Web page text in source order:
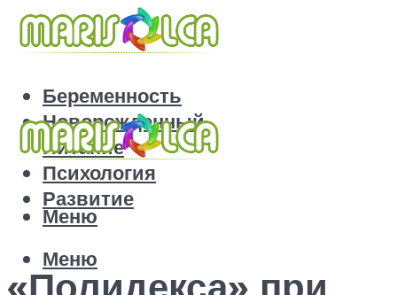
Беременность
Новорожденный
Питание
Психология
Развитие
Меню
Меню